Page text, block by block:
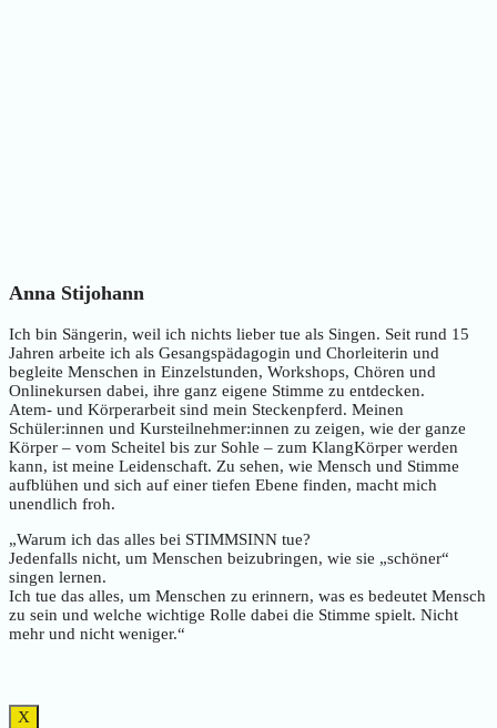
Anna Stijohann
Ich bin Sängerin, weil ich nichts lieber tue als Singen. Seit rund 15
Jahren arbeite ich als Gesangspädagogin und Chorleiterin und
begleite Menschen in Einzelstunden, Workshops, Chören und
Onlinekursen dabei, ihre ganz eigene Stimme zu entdecken.
Atem- und Körperarbeit sind mein Steckenpferd. Meinen
Schüler:innen und Kursteilnehmer:innen zu zeigen, wie der ganze
Körper – vom Scheitel bis zur Sohle – zum KlangKörper werden
kann, ist meine Leidenschaft. Zu sehen, wie Mensch und Stimme
aufblühen und sich auf einer tiefen Ebene finden, macht mich
unendlich froh.
„Warum ich das alles bei STIMMSINN tue?
Jedenfalls nicht, um Menschen beizubringen, wie sie „schöner“
singen lernen.
Ich tue das alles, um Menschen zu erinnern, was es bedeutet Mensch
zu sein und welche wichtige Rolle dabei die Stimme spielt. Nicht
mehr und nicht weniger.“
X